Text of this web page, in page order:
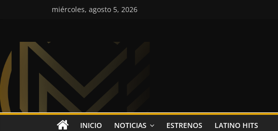
miércoles, agosto 5, 2026
Colombia
Music
Inc
Colombia
INICIO NOTICIAS ESTRENOS LATINO HITS